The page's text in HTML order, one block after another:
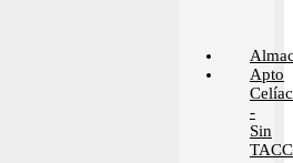
Apto
-
Sin
TACC